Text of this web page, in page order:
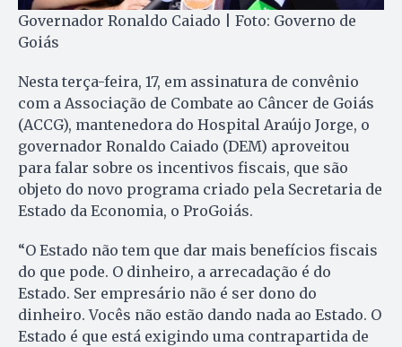
Governador Ronaldo Caiado | Foto: Governo de
Goiás
Nesta terça-feira, 17, em assinatura de convênio
com a Associação de Combate ao Câncer de Goiás
(ACCG), mantenedora do Hospital Araújo Jorge, o
governador Ronaldo Caiado (DEM) aproveitou
para falar sobre os incentivos fiscais, que são
objeto do novo programa criado pela Secretaria de
Estado da Economia, o ProGoiás.
“O Estado não tem que dar mais benefícios fiscais
do que pode. O dinheiro, a arrecadação é do
Estado. Ser empresário não é ser dono do
dinheiro. Vocês não estão dando nada ao Estado. O
Estado é que está exigindo uma contrapartida de